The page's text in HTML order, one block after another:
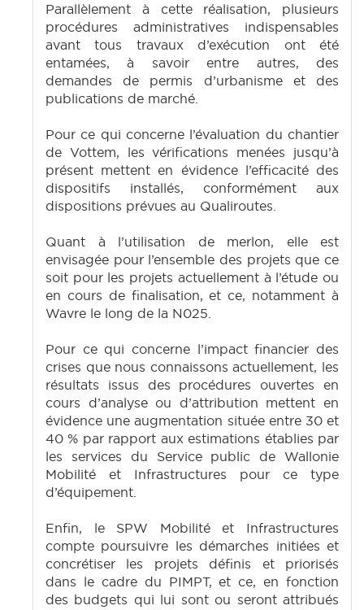
Parallèlement à cette réalisation, plusieurs
procédures administratives indispensables
avant tous travaux d’exécution ont été
entamées, à savoir entre autres, des
demandes de permis d’urbanisme et des
publications de marché.
Pour ce qui concerne l’évaluation du chantier
de Vottem, les vérifications menées jusqu’à
présent mettent en évidence l’efficacité des
dispositifs installés, conformément aux
dispositions prévues au Qualiroutes.
Quant à l’utilisation de merlon, elle est
envisagée pour l’ensemble des projets que ce
soit pour les projets actuellement à l’étude ou
en cours de finalisation, et ce, notamment à
Wavre le long de la N025.
Pour ce qui concerne l’impact financier des
crises que nous connaissons actuellement, les
résultats issus des procédures ouvertes en
cours d’analyse ou d’attribution mettent en
évidence une augmentation située entre 30 et
40 % par rapport aux estimations établies par
les services du Service public de Wallonie
Mobilité et Infrastructures pour ce type
d’équipement.
Enfin, le SPW Mobilité et Infrastructures
compte poursuivre les démarches initiées et
concrétiser les projets définis et priorisés
dans le cadre du PIMPT, et ce, en fonction
des budgets qui lui sont ou seront attribués